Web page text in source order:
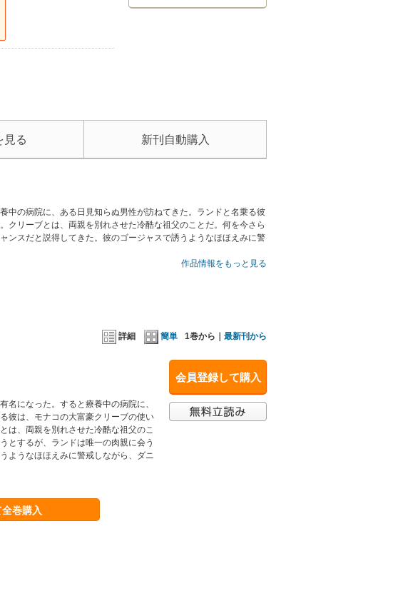
見る 新刊自動購入
中の病院に、ある日見知らぬ男性が訪ねてきた。ランドと名乗る彼
クリーブとは、両親を別れさせた冷酷な祖父のことだ。何を今さら
ンスだと説得してきた。彼のゴージャスで誘うようなほほえみに警
作品情報をもっと見る
詳細 簡単 1巻から｜ 最新刊から
会員登録して購入
名になった。すると療養中の病院に、
彼は、モナコの大富豪クリーブの使い
は、両親を別れさせた冷酷な祖父のこ
とするが、ランドは唯一の肉親に会う
ようなほほえみに警戒しながら、ダニ
巻購入